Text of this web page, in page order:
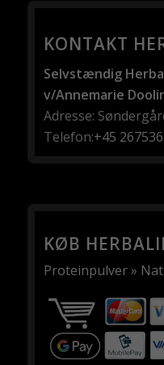
KONTAKT
Selvstændig
v/Annemarie
Adresse:
Telefon:+45
KØB
Proteinpulver »